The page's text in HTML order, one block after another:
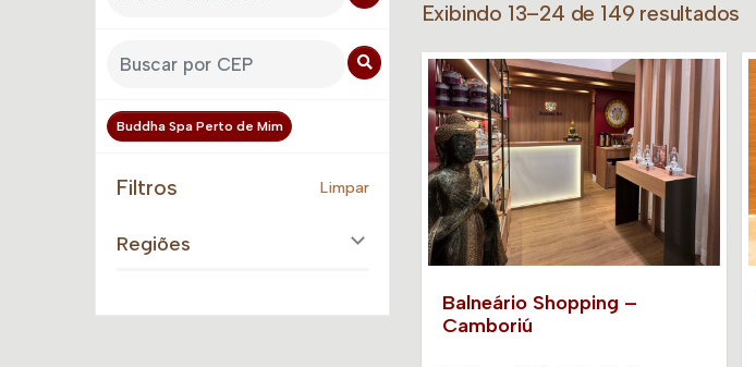
Buddha Spa Perto de Mim
Filtros Limpar
Regiões
Exibindo 13–24 de 149 resultados
Balneário Shopping –
Camboriú